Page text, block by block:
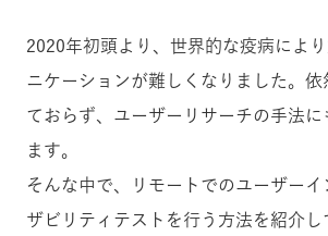
2020年初頭より、世界的な疫病によ
ニケーションが難しくなりました。依
ておらず、ユーザーリサーチの手法
ます。
そんな中で、リモートでのユーザーイ
ザビリティテストを行う方法を紹介し